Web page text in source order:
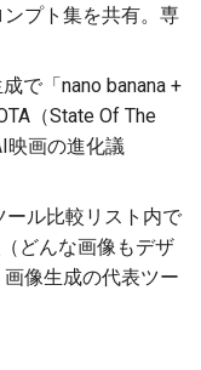
06-10
06-09
06-08
06-07
06-06
11-25
11-24
11-23
11-22
11-21
06-10
06-09
06-08
06-07
06-06
11-25
11-24
11-23
11-22
11-21
06-07
06-06
06-05
06-04
06-03
11-25
11-24
11-23
11-22
11-21
06-10
06-09
06-08
06-07
06-06
06-04
06-03
06-02
06-01
05-31
プト集を共有。専
で「nano banana +
（State Of The
映画の進化議
ール比較リスト内で
像生成の代表ツー